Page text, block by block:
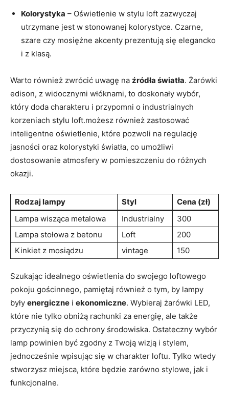
Kolorystyka – Oświetlenie w stylu loft zazwyczaj
utrzymane jest w stonowanej kolorystyce. Czarne,
szare czy mosiężne akcenty prezentują się elegancko
i z klasą.
Warto również zwrócić uwagę na źródła światła. Żarówki
edison, z widocznymi włóknami, to doskonały wybór,
który doda charakteru i przypomni o industrialnych
korzeniach stylu loft.możesz również zastosować
inteligentne oświetlenie, które pozwoli na regulację
jasności oraz kolorystyki światła, co umożliwi
dostosowanie atmosfery w pomieszczeniu do różnych
okazji.
Rodzaj lampy Styl
Cena (zł)
Lampa wisząca metalowa
Industrialny
300
Lampa stołowa z betonu
Loft
200
Kinkiet z mosiądzu
vintage 150
Szukając idealnego oświetlenia do swojego loftowego
pokoju gościnnego, pamiętaj również o tym, by lampy
były energiczne i ekonomiczne. Wybieraj żarówki LED,
które nie tylko obniżą rachunki za energię, ale także
przyczynią się do ochrony środowiska. Ostateczny wybór
lamp powinien być zgodny z Twoją wizją i stylem,
jednocześnie wpisując się w charakter loftu. Tylko wtedy
stworzysz miejsca, które będzie zarówno stylowe, jak i
funkcjonalne.